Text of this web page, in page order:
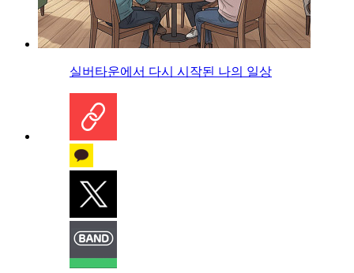
실버타운에서 다시 시작된 나의 일상